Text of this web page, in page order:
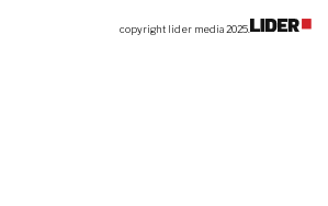
copyright lider media 2025.